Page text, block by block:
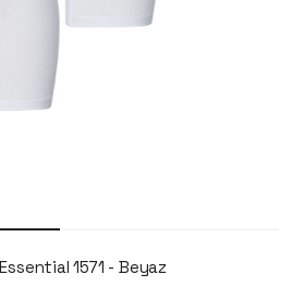
1571 - Beyaz